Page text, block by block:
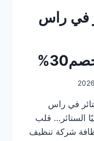
في راس
في راس
الستائر… قلب
شركة تنظيف